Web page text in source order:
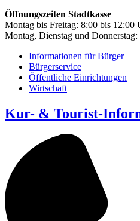
Öffnungszeiten Stadtkasse
Montag bis Freitag: 8:00 bis 12:00
Montag, Dienstag und
Informationen für Bürger
Bürgerservice
Öffentliche Einrichtungen
Wirtschaft
Kur- & Tourist-